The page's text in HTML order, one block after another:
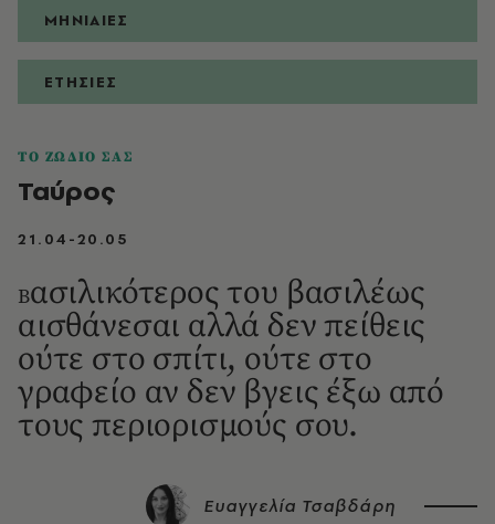
ΜΗΝΙΑΙΕΣ
ΕΤΗΣΙΕΣ
ΤΟ ΖΩΔΙΟ ΣΑΣ
Ταύρος
21.04-20.05
Βασιλικότερος του βασιλέως
αισθάνεσαι αλλά δεν πείθεις
ούτε στο σπίτι, ούτε στο
γραφείο αν δεν βγεις έξω από
τους περιορισμούς σου.
Ευαγγελία Τσαβδάρη